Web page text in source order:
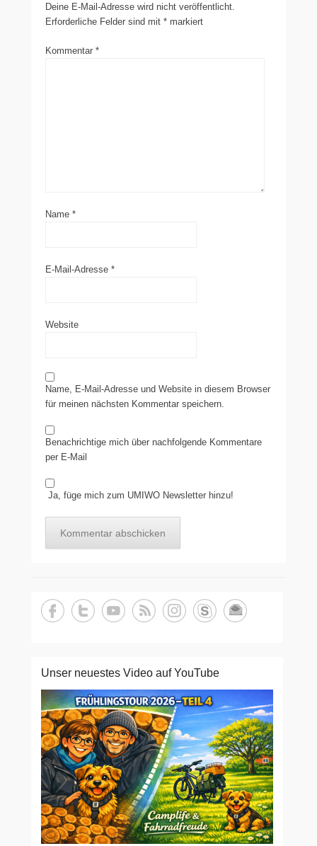
Deine E-Mail-Adresse wird nicht veröffentlicht.
Erforderliche Felder sind mit * markiert
Kommentar *
Name *
E-Mail-Adresse *
Website
Name, E-Mail-Adresse und Website in diesem Browser
für meinen nächsten Kommentar speichern.
Benachrichtige mich über nachfolgende Kommentare
per E-Mail
Ja, füge mich zum UMIWO Newsletter hinzu!
Unser neuestes Video auf YouTube